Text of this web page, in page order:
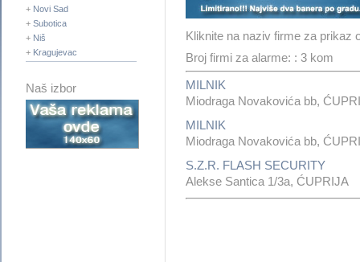
+ Novi Sad
+ Subotica
+ Niš
+ Kragujevac
Naš izbor
Kliknite na naziv firme za prikaz
Broj firmi za alarme: : 3 kom
MILNIK
Miodraga Novakovića bb,
MILNIK
Miodraga Novakovića bb,
S.Z.R. FLASH SECURITY
Alekse Santica 1/3a, ĆUPRIJA